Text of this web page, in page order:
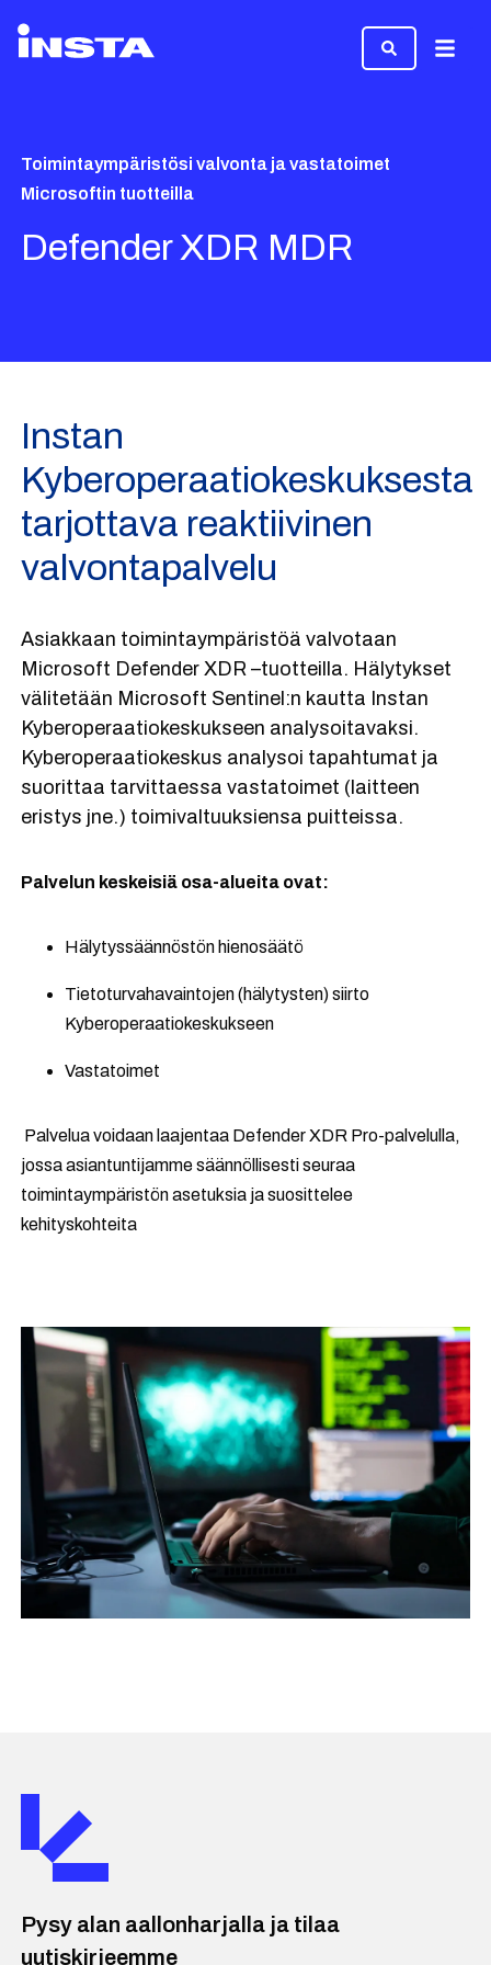
Toimintaympäristösi valvonta ja vastatoimet
Microsoftin tuotteilla
Defender XDR MDR
Instan
Kyberoperaatiokeskuksesta
tarjottava reaktiivinen
valvontapalvelu
Asiakkaan toimintaympäristöä valvotaan
Microsoft Defender XDR –tuotteilla. Hälytykset
välitetään Microsoft Sentinel:n kautta Instan
Kyberoperaatiokeskukseen analysoitavaksi.
Kyberoperaatiokeskus analysoi tapahtumat ja
suorittaa tarvittaessa vastatoimet (laitteen
eristys jne.) toimivaltuuksiensa puitteissa.
Palvelun keskeisiä osa-alueita ovat:
Hälytyssäännöstön hienosäätö
Tietoturvahavaintojen (hälytysten) siirto
Kyberoperaatiokeskukseen
Vastatoimet
Palvelua voidaan laajentaa Defender XDR Pro-palvelulla,
jossa asiantuntijamme säännöllisesti seuraa
toimintaympäristön asetuksia ja suosittelee
kehityskohteita
Pysy alan aallonharjalla ja tilaa
uutiskirjeemme